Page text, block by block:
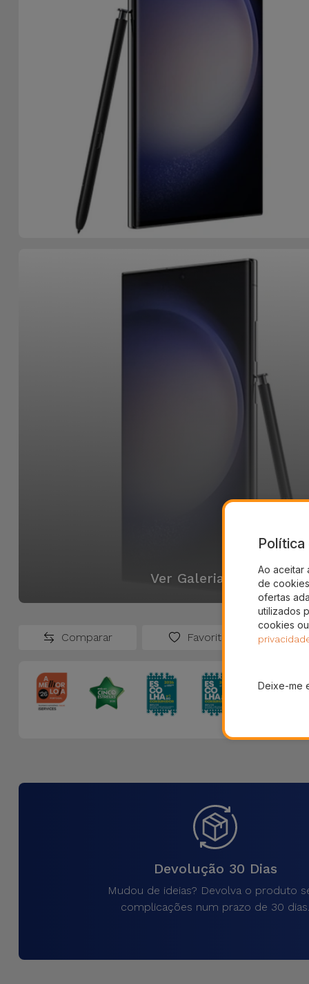
Ver Galeria
Comparar Favoritos
Devolução 30 Dias
Mudou de ideias? Devolva o produto
complicações num prazo de 30 dias.
Política
Ao aceitar
de
ofertas
utilizados
cookies
Deixe-me